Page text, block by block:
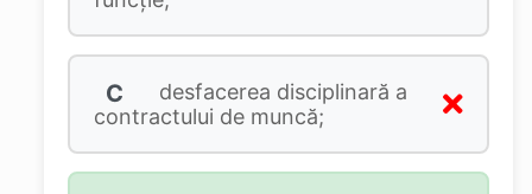
C
desfacerea disciplinară a
contractului de muncă;